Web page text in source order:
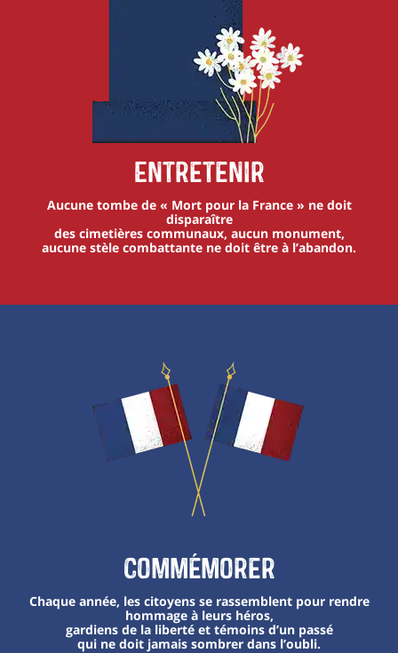
Entretenir
Aucune tombe de « Mort pour la France » ne doit
disparaître
des cimetières communaux, aucun monument,
aucune stèle combattante ne doit être à l’abandon.
Commémorer
Chaque année, les citoyens se rassemblent pour rendre
hommage à leurs héros,
gardiens de la liberté et témoins d’un passé
qui ne doit jamais sombrer dans l’oubli.